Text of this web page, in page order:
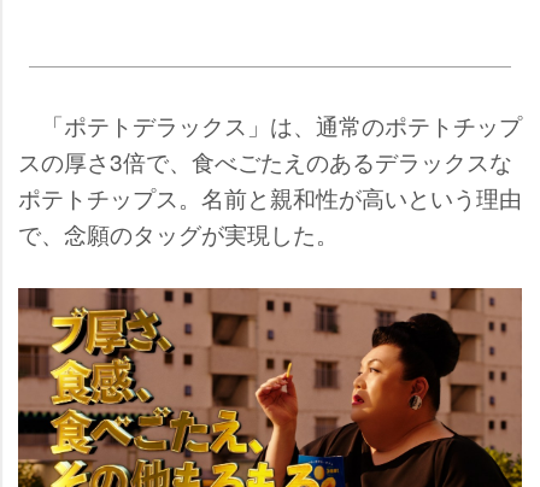
「ポテトデラックス」は、通常のポテトチップ
スの厚さ3倍で、食べごたえのあるデラックスな
ポテトチップス。名前と親和性が高いという理由
で、念願のタッグが実現した。